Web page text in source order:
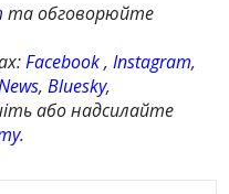
та обговорюйте
Facebook,Instagram,
,Bluesky,
або надсилайте
.